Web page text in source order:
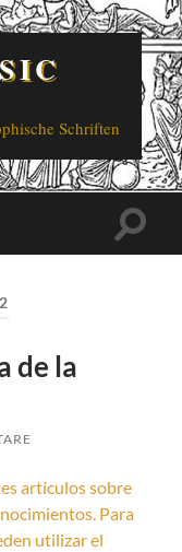
Schriften
de la
artículos sobre
Para
utilizar el